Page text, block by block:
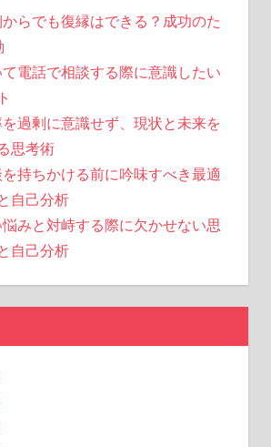
らでも復縁はできる？成功のた
電話で相談する際に意識したい
過剰に意識せず、現状と未来を
思考術
持ちかける前に吟味すべき最適
自己分析
みと対峙する際に欠かせない思
自己分析